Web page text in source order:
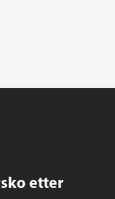
etter